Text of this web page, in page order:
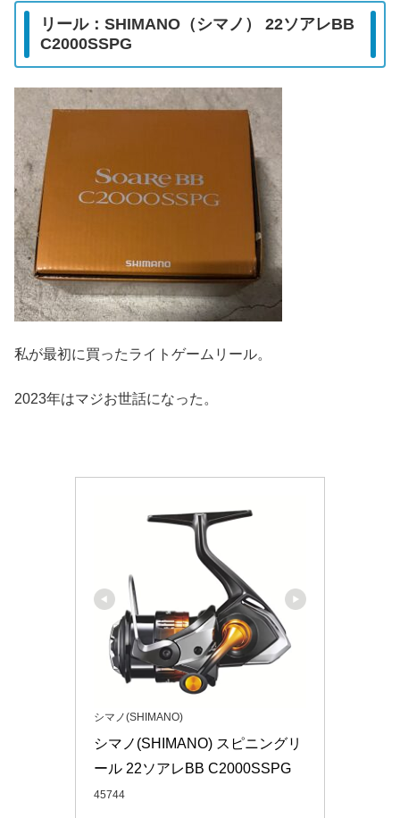
リール：SHIMANO（シマノ） 22ソアレBB
C2000SSPG
私が最初に買ったライトゲームリール。
2023年はマジお世話になった。
シマノ(SHIMANO)
シマノ(SHIMANO) スピニングリ
ール 22ソアレBB C2000SSPG
45744